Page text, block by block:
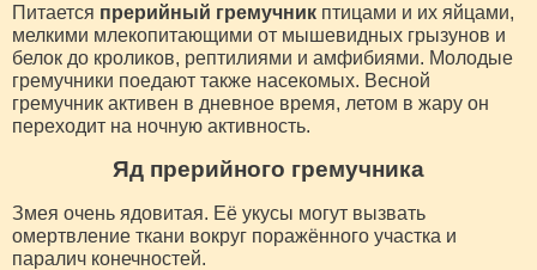
Питается прерийный гремучник птицами и их яйцами,
мелкими млекопитающими от мышевидных грызунов и
белок до кроликов, рептилиями и амфибиями. Молодые
гремучники поедают также насекомых. Весной
гремучник активен в дневное время, летом в жару он
переходит на ночную активность.
Яд прерийного гремучника
Змея очень ядовитая. Её укусы могут вызвать
омертвление ткани вокруг поражённого участка и
паралич конечностей.